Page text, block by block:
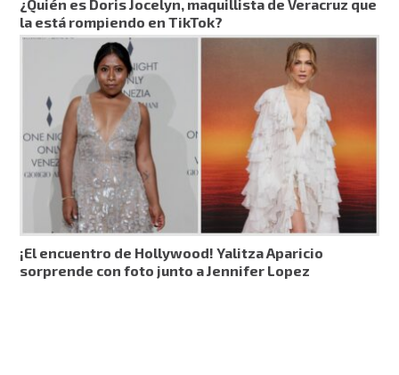
¿Quién es Doris Jocelyn, maquillista de Veracruz que
la está rompiendo en TikTok?
¡El encuentro de Hollywood! Yalitza Aparicio
sorprende con foto junto a Jennifer Lopez